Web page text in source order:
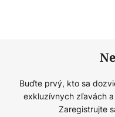
Buďte prvý, kto sa
exkluzívnych zľavách
Zaregistrujte